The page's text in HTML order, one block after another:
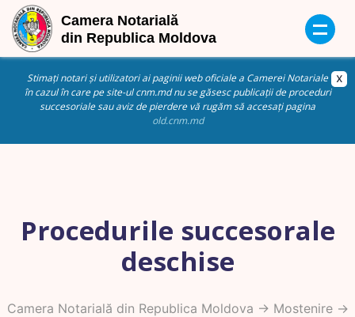
Stimați notari și utilizatori ai paginii web oficiale a Camerei Notariale
în cazul în care pe site-ul cnm.md nu se găsesc publicații de proceduri
succesoriale sau aviz de pierdere vă rugăm să accesați pagina
old.cnm.md
Procedurile succesorale
deschise
Camera Notarială din Republica Moldova -> Mostenire->